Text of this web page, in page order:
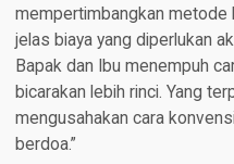
mempertimbangkan metode
jelas biaya yang diperlukan
Bapak dan Ibu menempuh
bicarakan lebih rinci. Yang
mengusahakan cara
berdoa.”